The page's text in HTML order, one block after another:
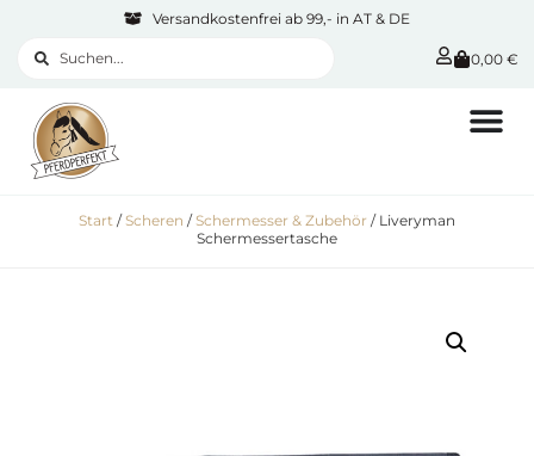
Versandkostenfrei ab 99,- in AT & DE
0,00 €
Start/Scheren /Schermesser & Zubehör / Liveryman
Schermessertasche